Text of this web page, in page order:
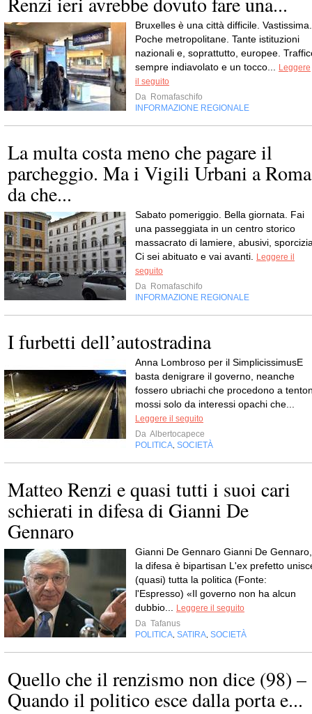
Bruxelles è una città difficile. Vastissima.
Poche metropolitane. Tante istituzioni
nazionali e, soprattutto, europee.
sempre indiavolato e un tocco... Leggere
il seguito
Da Romafaschifo
INFORMAZIONE REGIONALE
La multa costa meno che pagare il
parcheggio. Ma i Vigili Urbani a Roma
da che...
Sabato pomeriggio. Bella giornata. Fai
una passeggiata in un centro storico
massacrato di lamiere, abusivi,
Ci sei abituato e vai avanti. Leggere il
seguito
Da Romafaschifo
INFORMAZIONE REGIONALE
I furbetti dell’autostradina
Anna Lombroso per il SimplicissimusE
basta denigrare il governo, neanche
fossero ubriachi che procedono a
mossi solo da interessi opachi che...
Leggere il seguito
Da Albertocapece
POLITICA, SOCIETÀ
Matteo Renzi e quasi tutti i suoi cari
schierati in difesa di Gianni De
Gennaro
Gianni De Gennaro Gianni De Gennaro,
la difesa è bipartisan L'ex prefetto
(quasi) tutta la politica (Fonte:
l'Espresso) «Il governo non ha alcun
dubbio... Leggere il seguito
Da Tafanus
POLITICA, SATIRA, SOCIETÀ
Quello che il renzismo non dice (98) –
Quando il politico esce dalla porta e...